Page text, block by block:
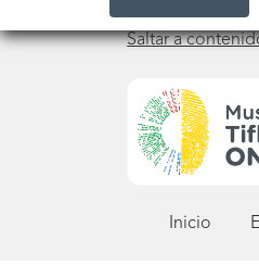
Saltar a
Inicio